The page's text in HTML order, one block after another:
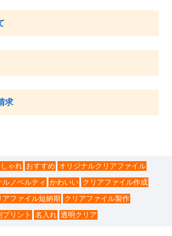
求
ゃれ おすすめ オリジナルクリアファイル
ルノベルティ かわいい クリアファイル作成
アファイル短納期 クリアファイル製作
プリント 名入れ 透明クリア